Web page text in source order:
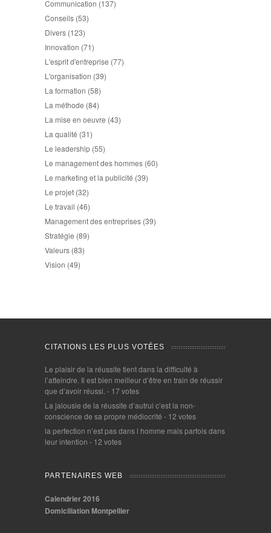
Communication (137)
Conseils (53)
Divers (123)
Innovation (71)
L'esprit d'entreprise (77)
L'organisation (39)
La formation (58)
La méthode (84)
La mise en oeuvre (43)
La qualité (31)
Le leadership (55)
Le management des hommes (60)
Le marketing et la publicité (39)
Le projet (32)
Le travail (46)
Management des entreprises (39)
Stratégie (89)
Valeurs (83)
Vision (49)
CITATIONS LES PLUS VOTÉES
Le plaisir de la réussite tient dans la difficulté à
l’atteindre. Il est bien meilleur d’être en train de réussir
que d’avoir réussi. - 17 votes
La jalousie de la réussite d’autrui c’est la non-
conscience de sa propre médiocrité - 12 votes
la perfection n’est pas dans l homme mais parfois dans
leur intention - 12 votes
PARTENAIRES WEB
Calendrier 2016
Domiciliation Montpellier